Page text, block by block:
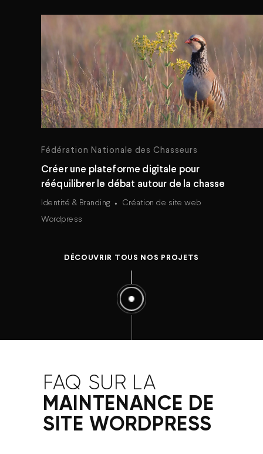
Fédération Nationale des Chasseurs
Créer une plateforme digitale pour
rééquilibrer le débat autour de la chasse
Identité & Branding
Création de site web
Wordpress
DÉCOUVRIR TOUS NOS PROJETS
FAQ SUR LA
MAINTENANCE DE
SITE WORDPRESS